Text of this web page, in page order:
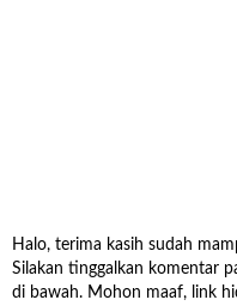
Halo, terima kasih sudah
Silakan tinggalkan komentar
di bawah. Mohon maaf, link